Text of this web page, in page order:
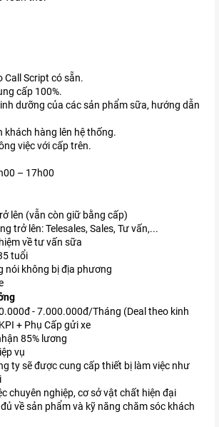
Call Script có sẵn.
cấp 100%.
dưỡng của các sản phẩm sữa, hướng dẫn
khách hàng lên hệ thống.
việc với cấp trên.
– 17h00
lên (vẫn còn giữ bằng cấp)
trở lên: Telesales, Sales, Tư vấn,...
về tư vấn sữa
tuổi
nói không bị địa phương
- 7.000.000đ/Tháng (Deal theo kinh
+ Phụ Cấp gửi xe
85% lương
vụ
ty sẽ được cung cấp thiết bị làm việc như
chuyên nghiệp, cơ sở vật chất hiện đại
về sản phẩm và kỹ năng chăm sóc khách